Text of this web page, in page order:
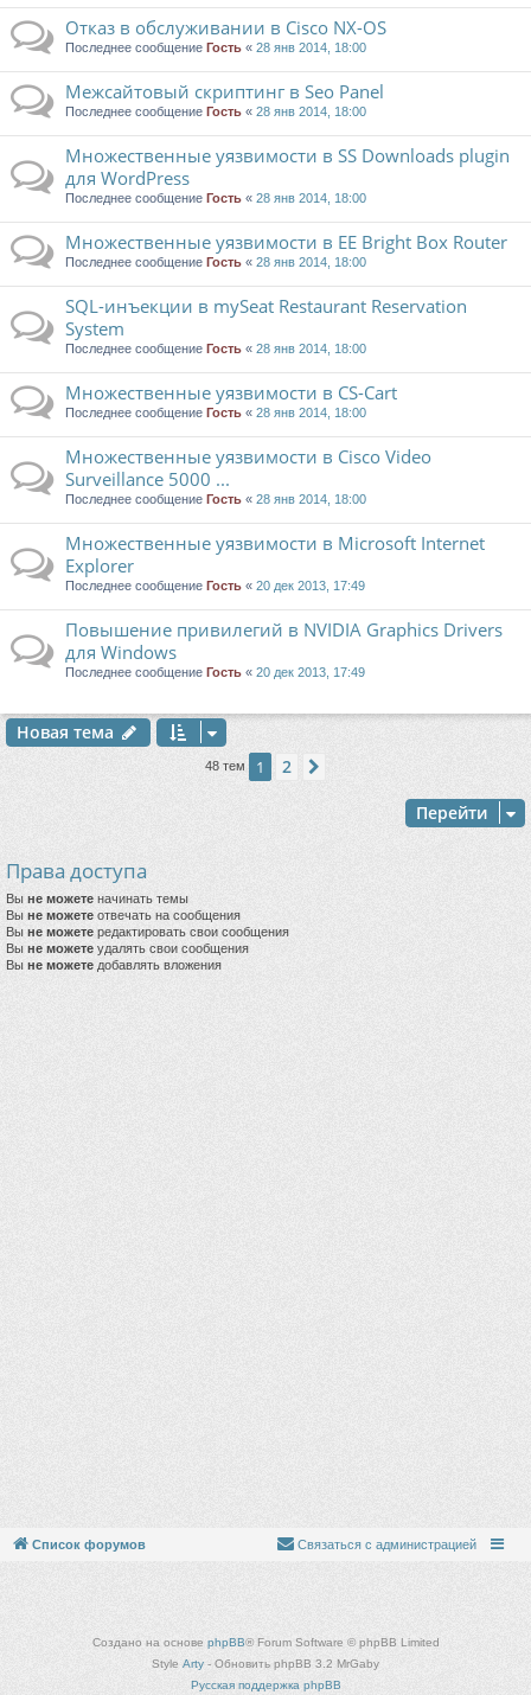
Отказ в обслуживании в Cisco NX-OS
Последнее сообщение Гость « 28 янв 2014, 18:00
Межсайтовый скриптинг в Seo Panel
Последнее сообщение Гость « 28 янв 2014, 18:00
Множественные уязвимости в SS Downloads plugin
для WordPress
Последнее сообщение Гость « 28 янв 2014, 18:00
Множественные уязвимости в EE Bright Box Router
Последнее сообщение Гость « 28 янв 2014, 18:00
SQL-инъекции в mySeat Restaurant Reservation
System
Последнее сообщение Гость « 28 янв 2014, 18:00
Множественные уязвимости в CS-Cart
Последнее сообщение Гость « 28 янв 2014, 18:00
Множественные уязвимости в Cisco Video
Surveillance 5000 ...
Последнее сообщение Гость « 28 янв 2014, 18:00
Множественные уязвимости в Microsoft Internet
Explorer
Последнее сообщение Гость « 20 дек 2013, 17:49
Повышение привилегий в NVIDIA Graphics Drivers
для Windows
Последнее сообщение Гость « 20 дек 2013, 17:49
Новая тема
48 тем 1 2
Перейти
Права доступа
Вы не можете начинать темы
Вы не можете отвечать на сообщения
Вы не можете редактировать свои сообщения
Вы не можете удалять свои сообщения
Вы не можете добавлять вложения
Список форумов Связаться с администрацией
Создано на основе phpBB® Forum Software © phpBB Limited
Style Arty - Обновить phpBB 3.2 MrGaby
Русская поддержка phpBB